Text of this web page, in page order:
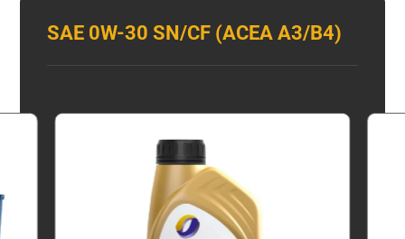
SAE 0W-30 SN/CF (ACEA A3/B4)